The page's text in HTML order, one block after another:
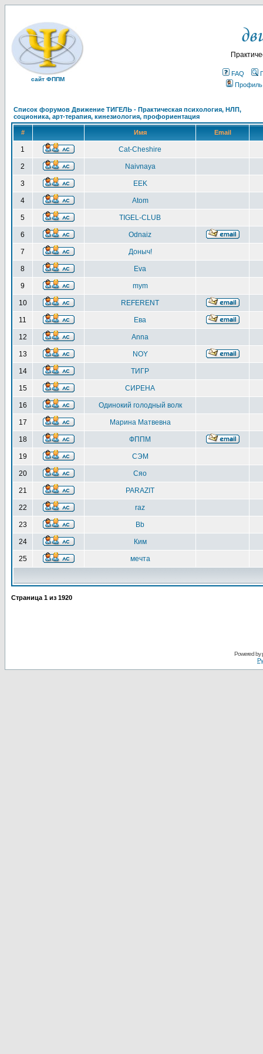
сайт ФППМ
FAQ
Профиль
Список форумов Движение ТИГЕЛЬ - Практическая психология, НЛП,
соционика, арт-терапия, кинезиология, профориентация
# Имя Email
1 Cat-Cheshire
2 Naivnaya
3 EEK
4 Atom
5 TIGEL-CLUB
6 Odnaiz
7 Доныч!
8 Eva
9 mym
10 REFERENT
11 Ева
12 Anna
13 NOY
14 ТИГР
15 СИРЕНА
16 Одинокий голодный волк
17 Марина Матвевна
18 ФППМ
19 СЭМ
20 Сяо
21 PARAZIT
22 raz
23 Bb
24 Ким
25 мечта
Страница 1 из 1920
Powered by